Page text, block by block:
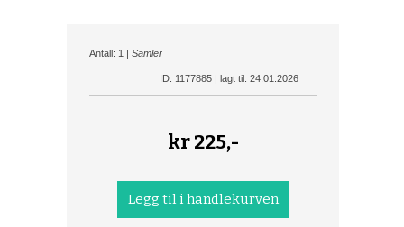
Antall: 1 | Samler
ID: 1177885 | lagt til: 24.01.2026
kr225,-